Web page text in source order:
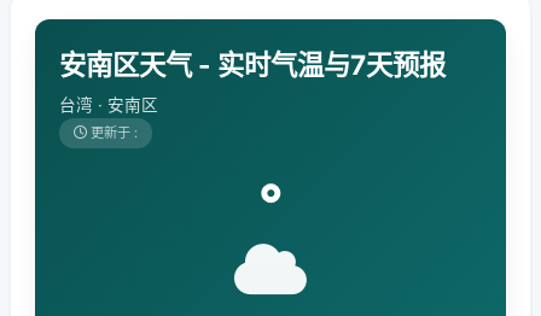
安南区天气 - 实时气温与7天预报
台湾 · 安南区
更新于 :
°